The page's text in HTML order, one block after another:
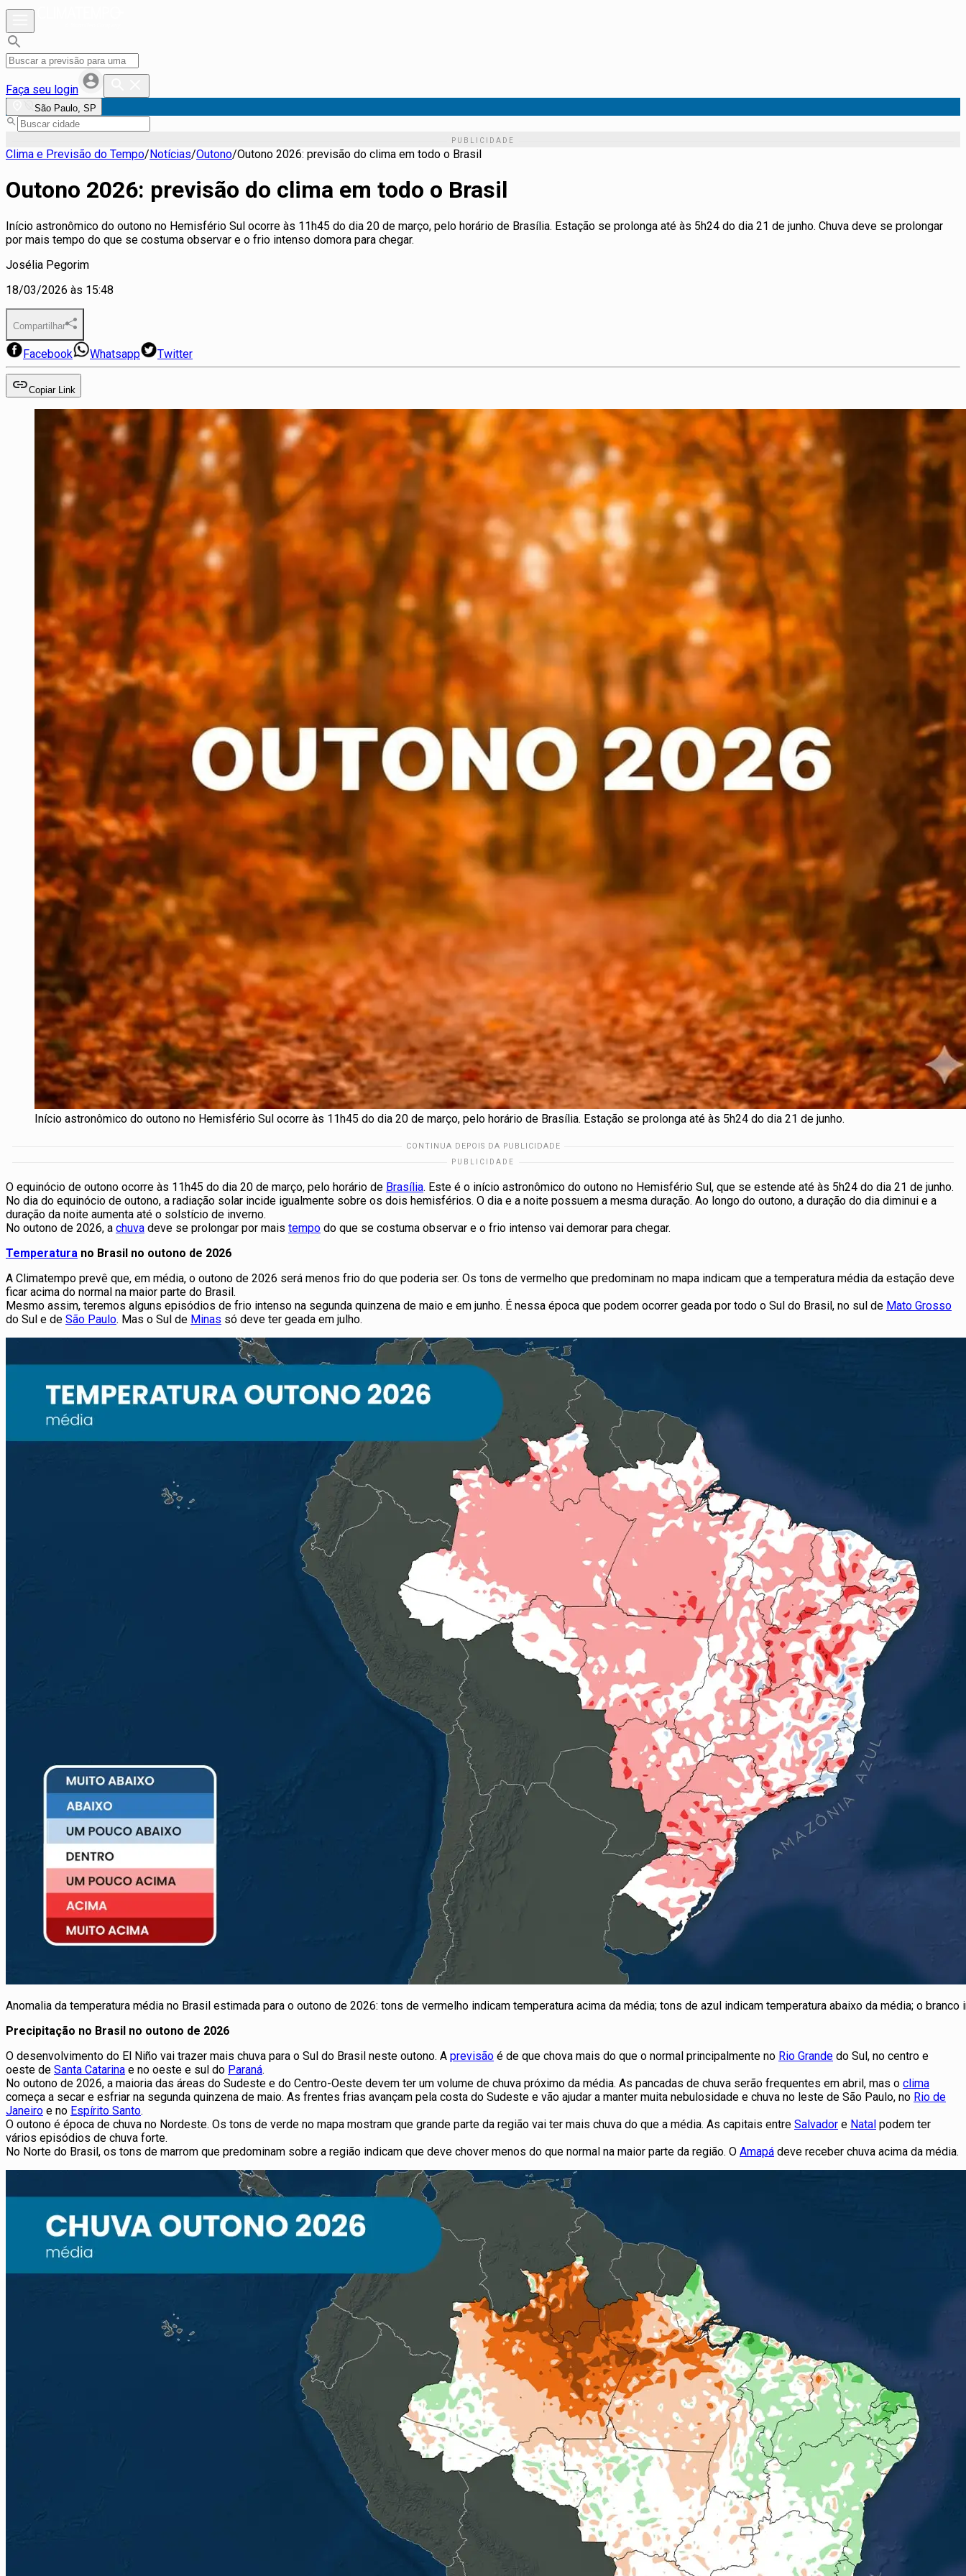
Faça seu login
São Paulo, SP
Clima e Previsão do Tempo/Notícias/Outono/Outono 2026: previsão do clima em todo o Brasil
Outono 2026: previsão do clima em todo o Brasil
Início astronômico do outono no Hemisfério Sul ocorre às 11h45 do dia 20 de março, pelo horário de Brasília. Estação se prolonga até às 5h24 do dia 21 de junho. Chuva deve se prolongar
por mais tempo do que se costuma observar e o frio intenso domora para chegar.
Josélia Pegorim
18/03/2026 às 15:48
Compartilhar
Facebook Whatsapp Twitter
Copiar Link
Início astronômico do outono no Hemisfério Sul ocorre às 11h45 do dia 20 de março, pelo horário de Brasília. Estação se prolonga até às 5h24 do dia 21 de junho.
O equinócio de outono ocorre às 11h45 do dia 20 de março, pelo horário de Brasília. Este é o início astronômico do outono no Hemisfério Sul, que se estende até às 5h24 do dia 21 de junho.
No dia do equinócio de outono, a radiação solar incide igualmente sobre os dois hemisférios. O dia e a noite possuem a mesma duração. Ao longo do outono, a duração do dia diminui e a
duração da noite aumenta até o solstício de inverno.
No outono de 2026, a chuva deve se prolongar por mais tempo do que se costuma observar e o frio intenso vai demorar para chegar.
Temperatura no Brasil no outono de 2026
A Climatempo prevê que, em média, o outono de 2026 será menos frio do que poderia ser. Os tons de vermelho que predominam no mapa indicam que a temperatura média da estação deve
ficar acima do normal na maior parte do Brasil.
Mesmo assim, teremos alguns episódios de frio intenso na segunda quinzena de maio e em junho. É nessa época que podem ocorrer geada por todo o Sul do Brasil, no sul de Mato Grosso
do Sul e de São Paulo. Mas o Sul de Minas só deve ter geada em julho.
Anomalia da temperatura média no Brasil estimada para o outono de 2026: tons de vermelho indicam temperatura acima da média; tons de azul indicam temperatura abaixo da média; o branco
Precipitação no Brasil no outono de 2026
O desenvolvimento do El Niño vai trazer mais chuva para o Sul do Brasil neste outono. A previsão é de que chova mais do que o normal principalmente no Rio Grande do Sul, no centro e
oeste de Santa Catarina e no oeste e sul do Paraná.
No outono de 2026, a maioria das áreas do Sudeste e do Centro-Oeste devem ter um volume de chuva próximo da média. As pancadas de chuva serão frequentes em abril, mas o clima
começa a secar e esfriar na segunda quinzena de maio. As frentes frias avançam pela costa do Sudeste e vão ajudar a manter muita nebulosidade e chuva no leste de São Paulo, no Rio de
Janeiro e no Espírito Santo.
O outono é época de chuva no Nordeste. Os tons de verde no mapa mostram que grande parte da região vai ter mais chuva do que a média. As capitais entre Salvador e Natal podem ter
vários episódios de chuva forte.
No Norte do Brasil, os tons de marrom que predominam sobre a região indicam que deve chover menos do que normal na maior parte da região. O Amapá deve receber chuva acima da média.